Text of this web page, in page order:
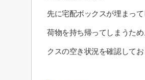
先に宅配ボックスが埋まっ
荷物を持ち帰ってしまうた
クスの空き状況を確認して